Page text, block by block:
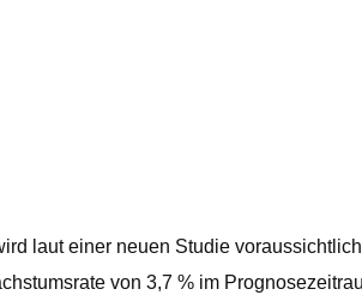
laut einer neuen Studie
von 3,7 % im